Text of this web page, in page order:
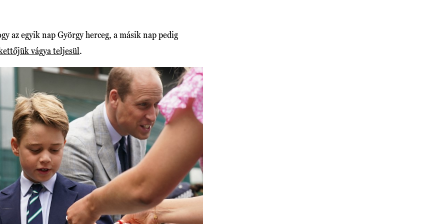
az egyik nap György herceg, a másik nap pedig
vágya teljesül.